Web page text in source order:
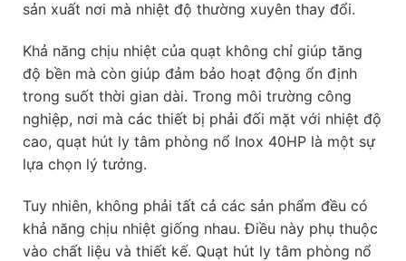
sản xuất nơi mà nhiệt độ thường xuyên thay đổi.
Khả năng chịu nhiệt của quạt không chỉ giúp tăng
độ bền mà còn giúp đảm bảo hoạt động ổn định
trong suốt thời gian dài. Trong môi trường công
nghiệp, nơi mà các thiết bị phải đối mặt với nhiệt độ
cao, quạt hút ly tâm phòng nổ Inox 40HP là một sự
lựa chọn lý tưởng.
Tuy nhiên, không phải tất cả các sản phẩm đều có
khả năng chịu nhiệt giống nhau. Điều này phụ thuộc
vào chất liệu và thiết kế. Quạt hút ly tâm phòng nổ